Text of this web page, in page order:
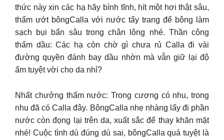
thức này xin các hạ hãy bình tĩnh, hít một hơi thật sâu,
thấm ướt bôngCalla với nước tẩy trang để bông làm
sạch bụi bẩn sâu trong chân lông nhé. Thần công
thấm dầu: Các hạ còn chờ gì chưa rủ Calla đi vài
đường quyền đánh bay dầu nhờn mà vẫn giữ lại độ
ẩm tuyệt vời cho da nhỉ?
Nhất chưởng thấm nước: Trong cương có nhu, trong
nhu đã có Calla đây. BôngCalla nhẹ nhàng lấy đi phần
nước còn đọng lại trên da, xuất sắc để thay khăn mặt
nhé! Cuộc tình dù đúng dù sai, bôngCalla quá tuyệt là